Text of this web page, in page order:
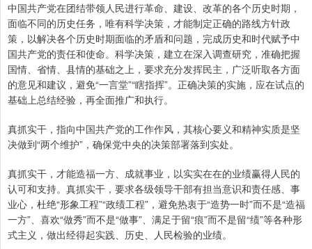
中国共产党在团结带领人民进行革命、建设、改革的各个历史时期，
面临不同的历史任务，唯有科学决策，才能制定正确的路线方针政
策，以解决各个历史时期面临的矛盾和问题，完成历史和时代赋予中
国共产党的责任和使命。科学决策，建立在深入调查研究，准确把握
国情、省情、县情的基础之上，要求充分发挥民主，广泛听取各方面
的意见和建议，避免“一言堂”“瞎指挥”。正确决策的实施，应在试点的
基础上总结经验，再全面推广和执行。
真抓实干，指向中国共产党的工作作风，其核心要义和精神实质是坚
决做到“两个维护”，确保党中央的决策部署落到实处。
真抓实干，才能造福一方、成就事业，以实实在在的业绩赢得人民的
认可和支持。真抓实干，要求各级领导干部有担当意识和责任感、事
业心，杜绝“形象工程”“政绩工程”，避免热衷于“造势一时”而不是“造福
一方”、喜欢“做秀”而不是“做事”、满足于留“痕”而不是留“绩”等各种形
式主义，做出经得起实践、历史、人民检验的业绩。